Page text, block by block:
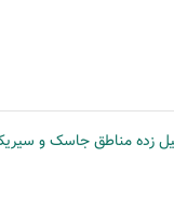
زده مناطق جاسک و